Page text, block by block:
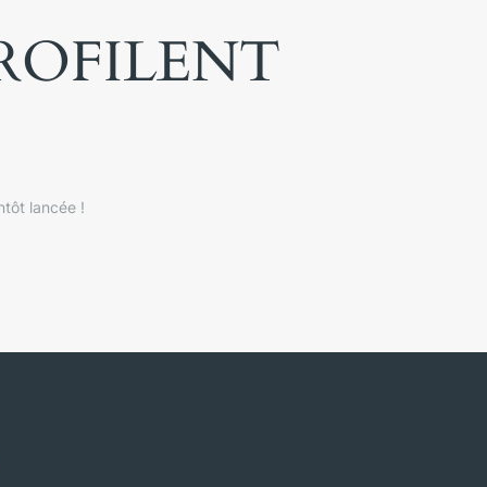
lancée !